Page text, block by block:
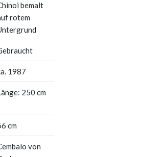
bemalt
rotem
1987
250 cm
cm
von